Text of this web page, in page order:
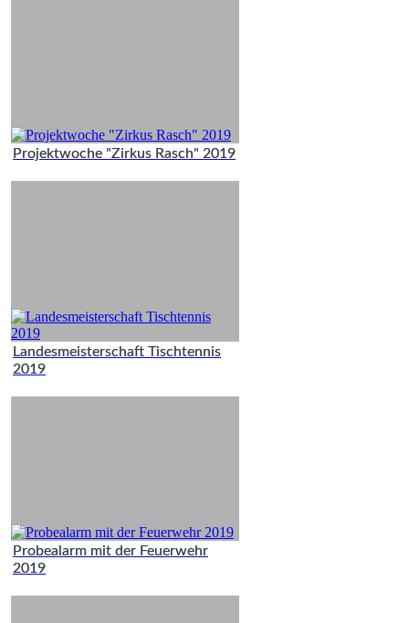
Projektwoche "Zirkus Rasch" 2019
Landesmeisterschaft Tischtennis
2019
Probealarm mit der Feuerwehr
2019